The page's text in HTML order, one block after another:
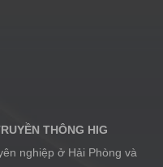
THÔNG HIG
nghiệp ở Hải Phòng và